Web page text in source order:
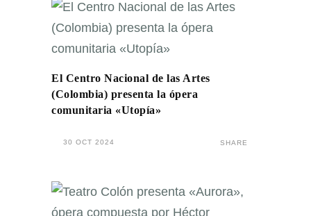
El Centro Nacional de las Artes
(Colombia) presenta la ópera
comunitaria «Utopía»
30 OCT 2024 SHARE